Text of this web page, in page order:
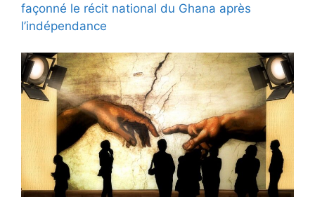
façonné le récit national du Ghana après
l’indépendance